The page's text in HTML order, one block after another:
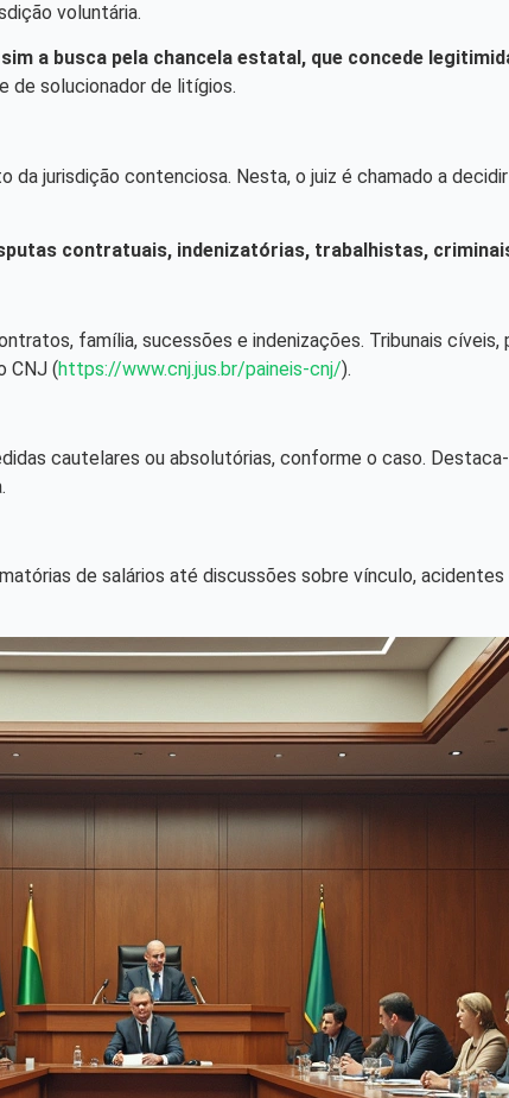
voluntária.
a busca pela chancela estatal, que concede
de solucionador de litígios.
da jurisdição contenciosa. Nesta, o juiz é chamado a
contratuais, indenizatórias, trabalhistas,
família, sucessões e indenizações. Tribunais
CNJ (https://www.cnj.jus.br/paineis-cnj/).
cautelares ou absolutórias, conforme o caso.
de salários até discussões sobre vínculo,